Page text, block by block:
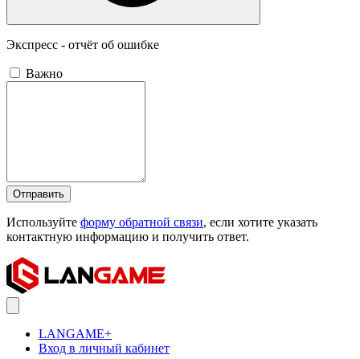
Экспресс - отчёт об ошибке
Важно
Отправить
Используйте форму обратной связи, если хотите указать
контактную информацию и получить ответ.
LANGAME+
Вход в личный кабинет